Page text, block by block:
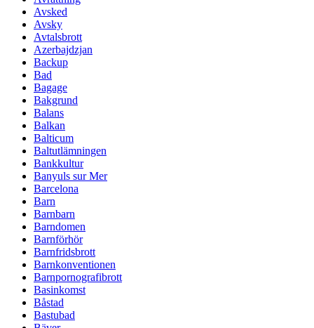
Avsked
Avsky
Avtalsbrott
Azerbajdzjan
Backup
Bad
Bagage
Bakgrund
Balans
Balkan
Balticum
Baltutlämningen
Bankkultur
Banyuls sur Mer
Barcelona
Barn
Barnbarn
Barndomen
Barnförhör
Barnfridsbrott
Barnkonventionen
Barnpornografibrott
Basinkomst
Båstad
Bastubad